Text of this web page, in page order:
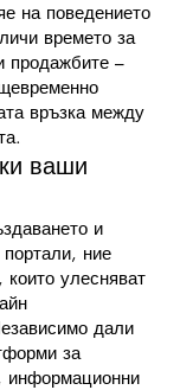
на поведението
времето за
продажбите –
връзка между
ваши
и
ние
улесняват
дали
за
информационни